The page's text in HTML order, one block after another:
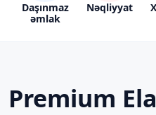
Daşınmaz
əmlak
Nəqliyyat
Premium